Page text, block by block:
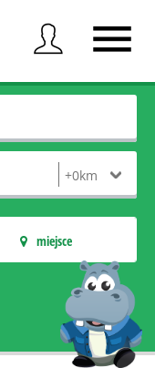
miejsce